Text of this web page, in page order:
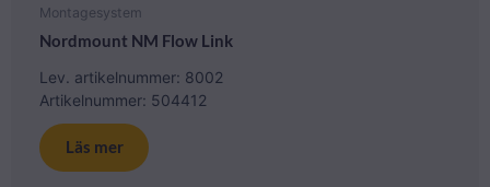
Montagesystem
Nordmount NM Flow Link
Lev. artikelnummer: 8002
Artikelnummer: 504412
Läs mer